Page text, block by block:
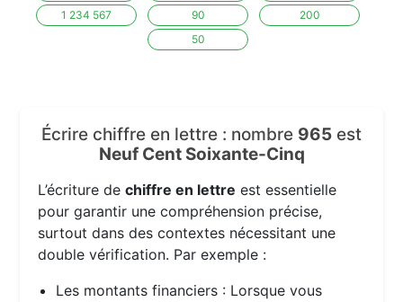
1 234 567
90
200
50
Écrire chiffre en lettre : nombre 965 est
Neuf Cent Soixante-Cinq
L’écriture dechiffre en lettre est essentielle
pour garantir une compréhension précise,
surtout dans des contextes nécessitant une
double vérification. Par exemple :
Les montants financiers : Lorsque vous